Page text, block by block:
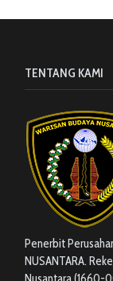
TENTANG KAMI
Penerbit
NUSANTARA.